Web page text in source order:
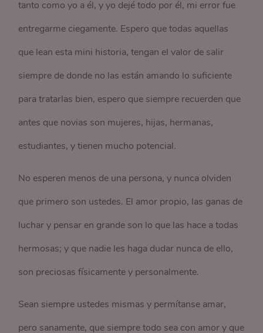
tanto como yo a él, y yo dejé todo por él, mi error fue
entregarme ciegamente. Espero que todas aquellas
que lean esta mini historia, tengan el valor de salir
siempre de donde no las están amando lo suficiente
para tratarlas bien, espero que siempre recuerden que
antes que novias son mujeres, hijas, hermanas,
estudiantes, y tienen mucho potencial.
No esperen menos de una persona, y nunca olviden
que primero son ustedes. El amor propio, las ganas de
luchar y pensar en grande son lo que las hace a todas
hermosas; y que nadie les haga dudar nunca de ello,
son preciosas físicamente y personalmente.
Sean siempre ustedes mismas y permítanse amar,
pero sanamente, que siempre todo sea con amor y que